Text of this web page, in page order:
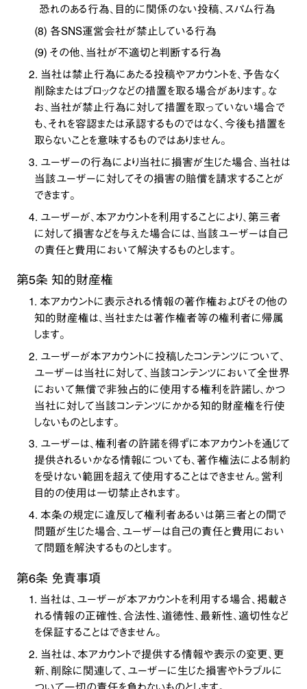
恐れのある行為、目的に関係のない投稿、スパム行為
(8) 各SNS運営会社が禁止している行為
(9) その他、当社が不適切と判断する行為
2. 当社は禁止行為にあたる投稿やアカウントを、予告なく
削除またはブロックなどの措置を取る場合があります。な
お、当社が禁止行為に対して措置を取っていない場合で
も、それを容認または承認するものではなく、今後も措置を
取らないことを意味するものではありません。
3. ユーザーの行為により当社に損害が生じた場合、当社は
当該ユーザーに対してその損害の賠償を請求することが
できます。
4. ユーザーが、本アカウントを利用することにより、第三者
に対して損害などを与えた場合には、当該ユーザーは自己
の責任と費用において解決するものとします。
第5条 知的財産権
1. 本アカウントに表示される情報の著作権およびその他の
知的財産権は、当社または著作権者等の権利者に帰属
します。
2. ユーザーが本アカウントに投稿したコンテンツについて、
ユーザーは当社に対して、当該コンテンツにおいて全世界
において無償で非独占的に使用する権利を許諾し、かつ
当社に対して当該コンテンツにかかる知的財産権を行使
しないものとします。
3. ユーザーは、権利者の許諾を得ずに本アカウントを通じて
提供されるいかなる情報についても、著作権法による制約
を受けない範囲を超えて使用することはできません。営利
目的の使用は一切禁止されます。
4. 本条の規定に違反して権利者あるいは第三者との間で
問題が生じた場合、ユーザーは自己の責任と費用におい
て問題を解決するものとします。
第6条 免責事項
1. 当社は、ユーザーが本アカウントを利用する場合、掲載さ
れる情報の正確性、合法性、道徳性、最新性、適切性など
を保証することはできません。
2. 当社は、本アカウントで提供する情報や表示の変更、更
新、削除に関連して、ユーザーに生じた損害やトラブルに